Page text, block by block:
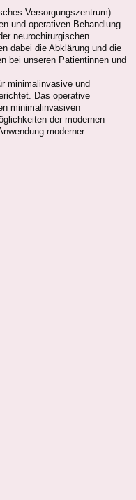
Versorgungszentrum)
und operativen Behandlung
neurochirurgischen
dabei die Abklärung und die
bei unseren Patientinnen und
minimalinvasive und
Das operative
minimalinvasiven
der modernen
moderner